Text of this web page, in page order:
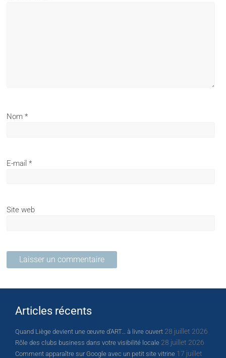
Nom*
E-mail*
Site web
Articles récents
Quand Liège devient une œuvre d’ART… à livre ouvert 28 juillet 2026
Rôle des clubs business dans votre visibilité locale 28 juillet 2026
Comment apparaître sur Google avec un petit site vitrine 17 juillet